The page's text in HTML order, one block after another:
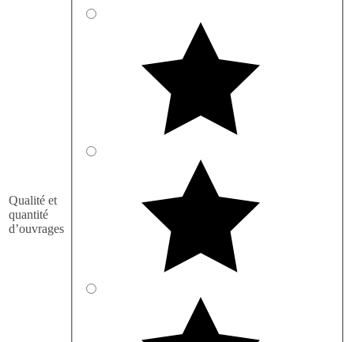
Qualité et
quantité
d’ouvrages